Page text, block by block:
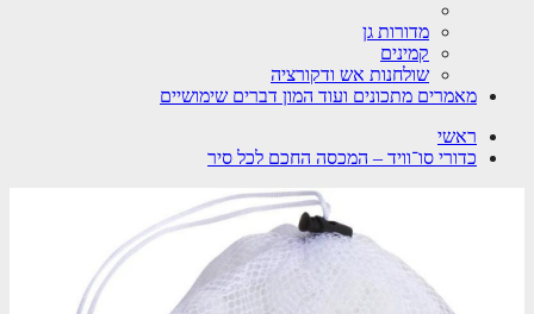
מדורות גן
קמינים
שולחנות אש ודקורציה
מאמרים מתכונים ועוד המון דברים שימושיים
ראשי
כדורי סו־וויד – המכסה החכם לכל סיר